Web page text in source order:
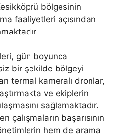
bölgesinin
faaliyetleri açısından
gün boyunca
bir şekilde bölgeyi
termal kameralı dronlar,
ve ekiplerin
sağlamaktadır.
çalışmaların başarısının
hem de arama